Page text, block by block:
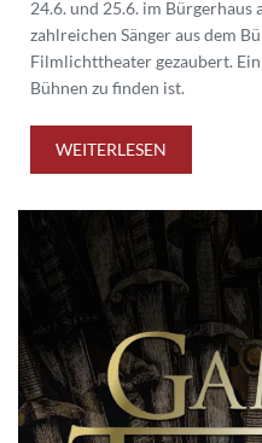
24.6. und 25.6. im Bürgerhaus
zahlreichen Sänger aus dem
Filmlichttheater gezaubert.
Bühnen zu finden ist.
WEITERLESEN